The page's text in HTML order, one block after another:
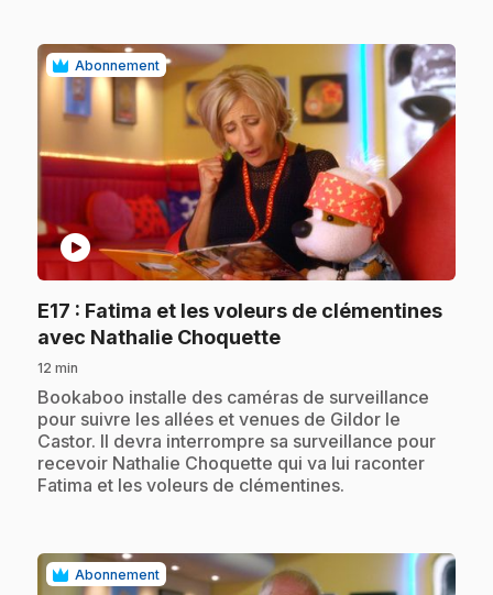
Abonnement
play_circle
E17 : Fatima et les voleurs de clémentines
avec Nathalie Choquette.
12 min
.Bookaboo installe des caméras de surveillance
pour suivre les allées et venues de Gildor le
Castor. Il devra interrompre sa surveillance pour
recevoir Nathalie Choquette qui va lui raconter
Fatima et les voleurs de clémentines.
Abonnement